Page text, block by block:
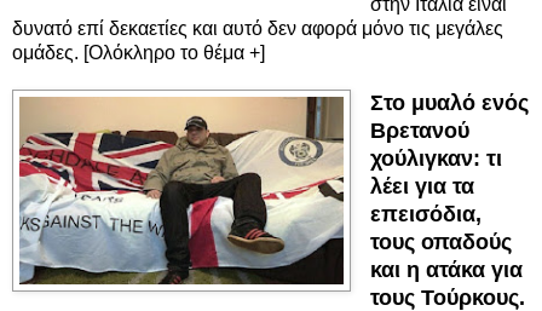
δυνατό επί δεκαετίες και αυτό δεν αφορά μόνο τις μεγάλες
ομάδες. [Ολόκληρο το θέμα +]
Στο μυαλό ενός
Βρετανού
χούλιγκαν: τι
λέει για τα
επεισόδια,
τους οπαδούς
και η ατάκα για
τους Τούρκους.